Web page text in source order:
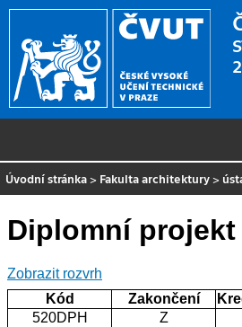
Úvodní stránka > Fakulta architektury >
Diplomní projekt
Zobrazit rozvrh
Kód
Zakončení
520DPH
Z